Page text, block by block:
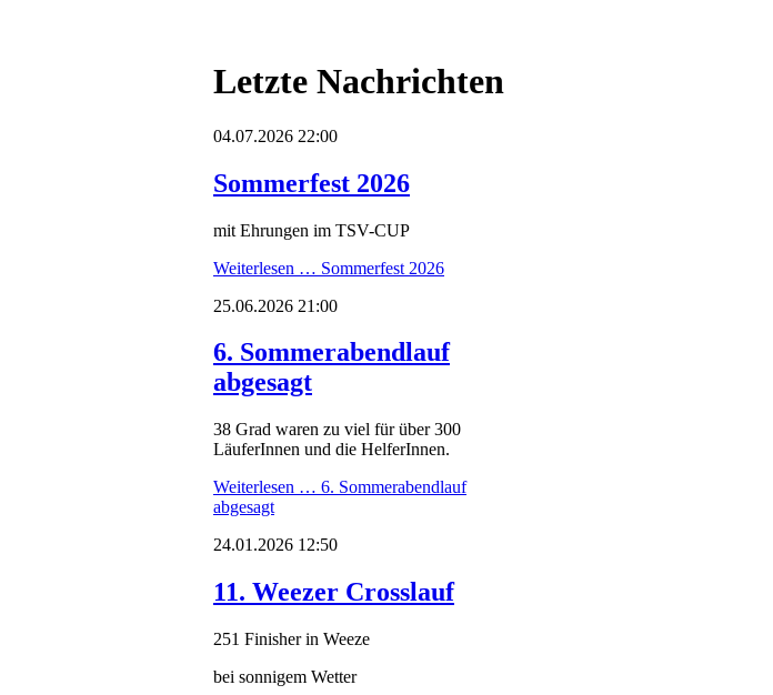
Letzte Nachrichten
04.07.2026 22:00
Sommerfest 2026
mit Ehrungen im TSV-CUP
Weiterlesen … Sommerfest 2026
25.06.2026 21:00
6. Sommerabendlauf
abgesagt
38 Grad waren zu viel für über 300
LäuferInnen und die HelferInnen.
Weiterlesen … 6. Sommerabendlauf
abgesagt
24.01.2026 12:50
11. Weezer Crosslauf
251 Finisher in Weeze
bei sonnigem Wetter